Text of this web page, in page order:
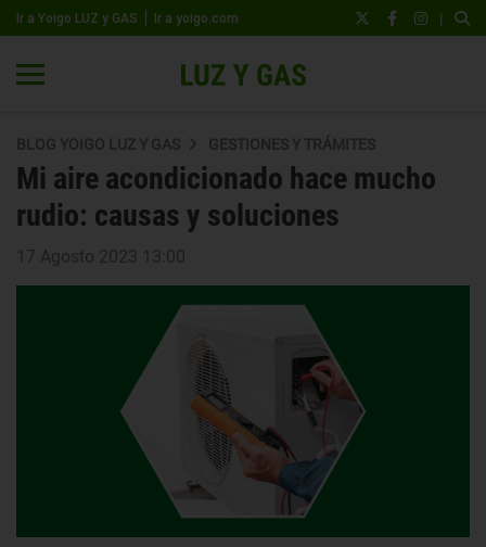
Ir a Yoigo LUZ y GAS Ir a yoigo.com |
BLOG YOIGO LUZ Y GAS GESTIONES Y TRÁMITES
Mi aire acondicionado hace mucho
rudio: causas y soluciones
17 Agosto 2023 13:00